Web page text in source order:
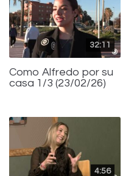
32:11
Como Alfredo por su
casa 1/3 (23/02/26)
4:56